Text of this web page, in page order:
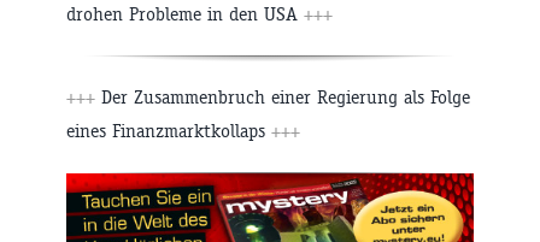
drohen Probleme in den USA +++
+++ Der Zusammenbruch einer Regierung als Folge
eines Finanzmarktkollaps +++